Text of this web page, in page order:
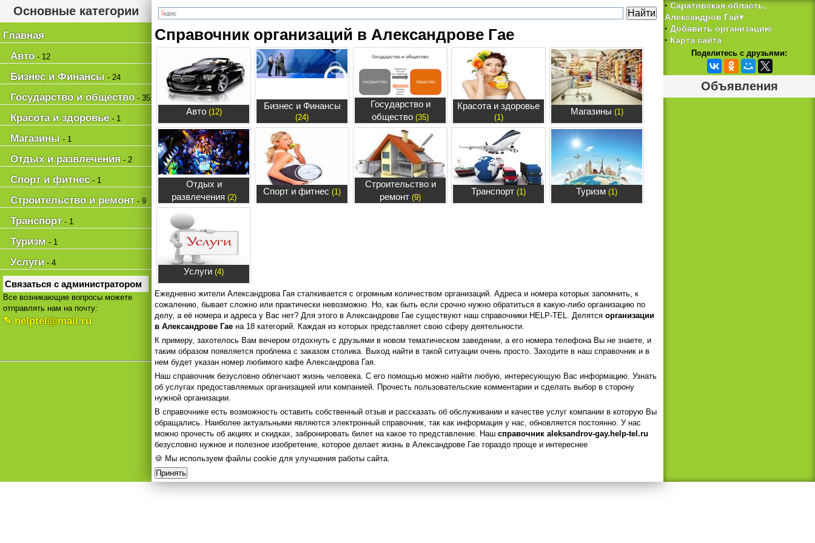
Основные категории
Главная
Авто- 12
Бизнес и Финансы - 24
Государство и общество- 35
Красота и здоровье- 1
Магазины - 1
Отдых и развлечения - 2
Спорт и фитнес- 1
Строительство и ремонт- 9
Транспорт- 1
Туризм - 1
Услуги - 4
Связаться с администратором
Все возникающие вопросы можете
отправлять нам на почту:
✎ helptel@mail.ru
Справочник организаций в Александрове Гае
Авто(12)
Бизнес и Финансы
(24)
Государство и
общество (35)
Красота и здоровье
(1)
Магазины (1)
Отдых и
развлечения (2)
Спорт и фитнес (1)
Строительство и
ремонт (9)
Транспорт (1) Туризм (1)
Услуги (4)
Ежедневно жители Александрова Гая сталкивается с огромным количеством организаций. Адреса и номера которых запомнить, к
сожалению, бывает сложно или практически невозможно. Но, как быть если срочно нужно обратиться в какую-либо организацию по
делу, а её номера и адреса у Вас нет? Для этого в Александрове Гае существуют наш справочники HELP-TEL. Делятся организации
в Александрове Гае на 18 категорий. Каждая из которых представляет свою сферу деятельности.
К примеру, захотелось Вам вечером отдохнуть с друзьями в новом тематическом заведении, а его номера телефона Вы не знаете, и
таким образом появляется проблема с заказом столика. Выход найти в такой ситуации очень просто. Заходите в наш справочник и в
нем будет указан номер любимого кафе Александрова Гая.
Наш справочник безусловно облегчают жизнь человека. С его помощью можно найти любую, интересующую Вас информацию. Узнать
об услугах предоставляемых организацией или компанией. Прочесть пользовательские комментарии и сделать выбор в сторону
нужной организации.
В справочнике есть возможность оставить собственный отзыв и рассказать об обслуживании и качестве услуг компании в которую Вы
обращались. Наиболее актуальными являются электронный справочник, так как информация у нас, обновляется постоянно. У нас
можно прочесть об акциях и скидках, забронировать билет на какое то представление. Наш справочник aleksandrov-gay.help-tel.ru
безусловно нужное и полезное изобретение, которое делает жизнь в Александрове Гае гораздо проще и интереснее
🍪 Мы используем файлы cookie для улучшения работы сайта.
Принять
‣ Саратовская область,
Александров Гай▾
‣ Добавить организацию
‣ Карта сайта
Поделитесь с друзьями:
Объявления